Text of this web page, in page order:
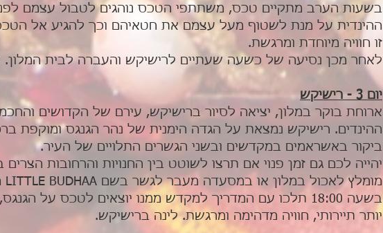
בשעות הערב מתקיים טכס, משתתפי הטכס נוהגים לטבול עצמם
ההינדית על מנת לשטוף מעל עצמם את חטאיהם וכך להגיע אל
זו חוויה מיוחדת ומרגשת.
לאחר מכן נסיעה של כשעה שעתיים לרישיקש והעברה לבית המלון.
יום 3 - רישיקש
ארוחת בוקר במלון, יציאה לסיור ברישיקש, עירם של הקדושים
ההינדים. רישיקש נמצאת על הגדה הימנית של נהר הגנגס ומוקפת
ביקור באשראמים במקדשים ובשני הגשרים התלויים של העיר.
יהייה לכם גם זמן פנוי אם תרצו לשוטט בין החנויות והרחובות הצרים
מומלץ לאכול במלון או במסעדה מעבר לגשר בשם LITTLE BUDHAA האוכל מצויין ברישיקש.
בשעה 18:00 תלכו עם המדריך למקדש ממנו יוצאים לטכס על
יותר תיירותי, חוויה מדהימה ומרגשת. לינה ברישיקש.